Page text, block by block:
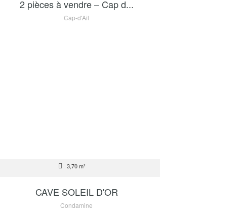
2 pièces à vendre – Cap d...
Cap-d'Ail
3,70 m²
CAVE SOLEIL D'OR
Condamine